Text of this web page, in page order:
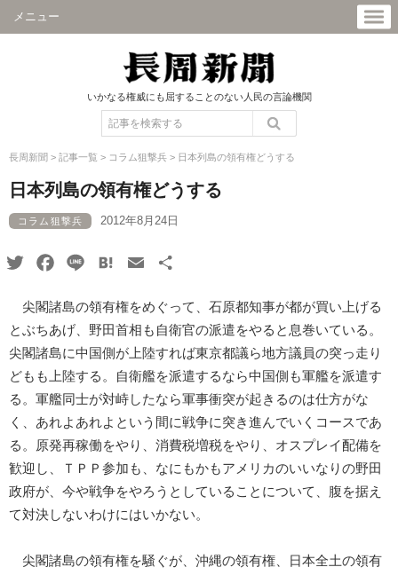
メニュー
いかなる権威にも屈することのない人民の言論機関
長周新聞 > 記事一覧 > コラム狙撃兵 > 日本列島の領有権どうする
日本列島の領有権どうする
コラム狙撃兵 2012年8月24日
TwitterFacebook
Line HatenaEmail
尖閣諸島の領有権をめぐって、石原都知事が都が買い上げる
とぶちあげ、野田首相も自衛官の派遣をやると息巻いている。
尖閣諸島に中国側が上陸すれば東京都議ら地方議員の突っ走り
どもも上陸する。自衛艦を派遣するなら中国側も軍艦を派遣す
る。軍艦同士が対峙したなら軍事衝突が起きるのは仕方がな
く、あれよあれよという間に戦争に突き進んでいくコースであ
る。原発再稼働をやり、消費税増税をやり、オスプレイ配備を
歓迎し、ＴＰＰ参加も、なにもかもアメリカのいいなりの野田
政府が、今や戦争をやろうとしていることについて、腹を据え
て対決しないわけにはいかない。
尖閣諸島の領有権を騒ぐが、沖縄の領有権、日本全土の領有